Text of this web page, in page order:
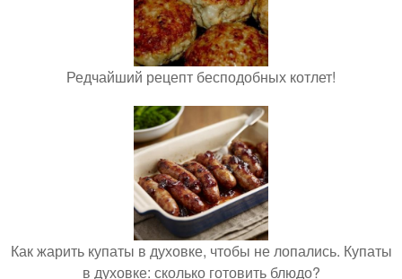
Редчайший рецепт бесподобных котлет!
Как жарить купаты в духовке, чтобы не лопались. Купаты
в духовке: сколько готовить блюдо?